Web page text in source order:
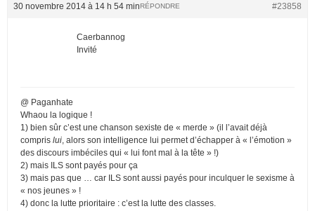
30 novembre 2014 à 14 h 54 min #23858
RÉPONDRE
Caerbannog
Invité
@ Paganhate
Whaou la logique !
1) bien sûr c’est une chanson sexiste de « merde » (il l’avait déjà
compris lui , alors son intelligence lui permet d’échapper à « l’émotion »
des discours imbéciles qui « lui font mal à la tête » !)
2) mais ILS sont payés pour ça
3) mais pas que … car ILS sont aussi payés pour inculquer le sexisme à
« nos jeunes » !
4) donc la lutte prioritaire : c’est la lutte des classes.